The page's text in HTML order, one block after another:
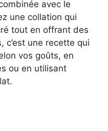
avec le
une collation qui
tout en offrant des
c’est une recette qui
vos goûts, en
ou en utilisant